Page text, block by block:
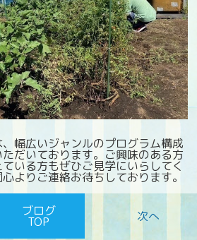
幅広いジャンルのプログラム構成
だいております。ご興味のある方
いる方もぜひご見学にいらしてく
よりご連絡お待ちしております。
ブログ
TOP